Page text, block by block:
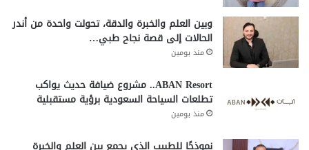
وبين العلم والخبرة والدقة، تحولت واحدة من أندر
الحالات إلى قصة نجاح طبي…
منذ يومين
ABAN Resort.. مشروع ضيافة حديث يواكب
تطلعات السياحة السعودية برؤية مستقبلية
منذ يومين
نموذجًا للطبيب الذي يجمع بين العلم والخبرة